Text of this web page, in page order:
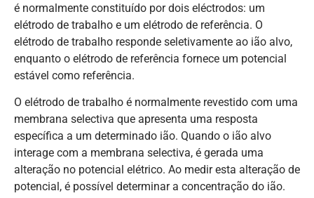
é normalmente constituído por dois eléctrodos: um
elétrodo de trabalho e um elétrodo de referência. O
elétrodo de trabalho responde seletivamente ao ião alvo,
enquanto o elétrodo de referência fornece um potencial
estável como referência.
O elétrodo de trabalho é normalmente revestido com uma
membrana selectiva que apresenta uma resposta
específica a um determinado ião. Quando o ião alvo
interage com a membrana selectiva, é gerada uma
alteração no potencial elétrico. Ao medir esta alteração de
potencial, é possível determinar a concentração do ião.